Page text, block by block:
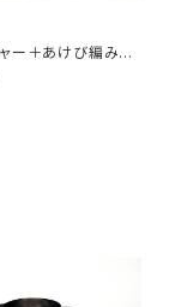
ー＋あけび編みホ